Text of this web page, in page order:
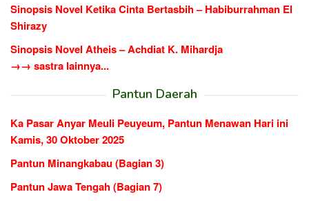
Sinopsis Novel Ketika Cinta Bertasbih – Habiburrahman El
Shirazy
Sinopsis Novel Atheis – Achdiat K. Mihardja
→→ sastra lainnya...
Pantun Daerah
Ka Pasar Anyar Meuli Peuyeum, Pantun Menawan Hari ini
Kamis, 30 Oktober 2025
Pantun Minangkabau (Bagian 3)
Pantun Jawa Tengah (Bagian 7)